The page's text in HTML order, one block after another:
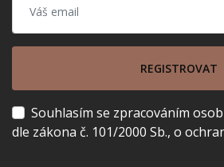
REGISTROVAT
Souhlasím se zpracováním
dle zákona č. 101/2000 Sb., o